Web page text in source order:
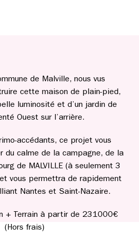
de Malville, nous vus
cette maison de plain-pied,
luminosité et d’un jardin de
Ouest sur l’arrière.
accédants, ce projet vous
du calme de la campagne, de la
de MALVILLE (à seulement 3
vous permettra de rapidement
Nantes et Saint-Nazaire.
+ Terrain à partir de 231000€
(Hors frais)